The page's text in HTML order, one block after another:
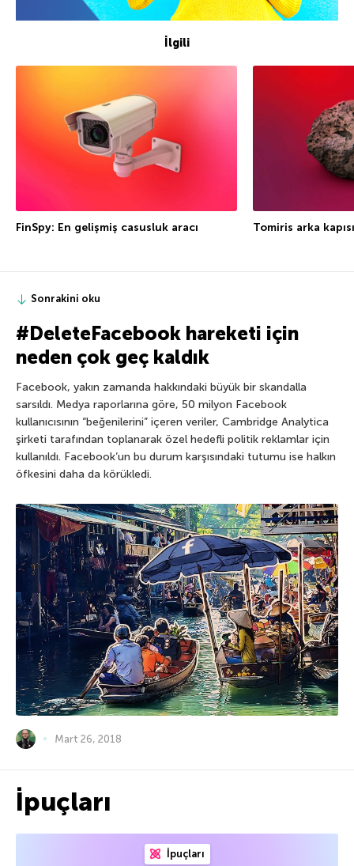
İlgili
FinSpy: En gelişmiş casusluk aracı Tomiris arka kapısı
Sonrakini oku
#DeleteFacebook hareketi için
neden çok geç kaldık
Facebook, yakın zamanda hakkındaki büyük bir skandalla
sarsıldı. Medya raporlarına göre, 50 milyon Facebook
kullanıcısının “beğenilerini” içeren veriler, Cambridge Analytica
şirketi tarafından toplanarak özel hedefli politik reklamlar için
kullanıldı. Facebook’un bu durum karşısındaki tutumu ise halkın
öfkesini daha da körükledi.
Mart 26, 2018
İpuçları
İpuçları